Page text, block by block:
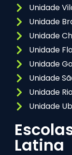
Unidade
Unidade
Unidade
Unidade
Unidade
Unidade
Unidade
Unidade
Latina